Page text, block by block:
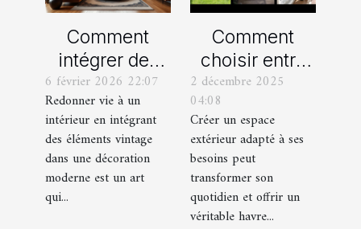
Comment
intégrer des
éléments
vintage dans
une décoration
moderne ?
6 février 2026 22:07
Redonner vie à un
intérieur en intégrant
des éléments vintage
dans une décoration
moderne est un art
qui...
Comment
choisir entre
un jardin, une
terrasse et un
balcon pour
votre espace
extérieur ?
2 décembre 2025
04:08
Créer un espace
extérieur adapté à ses
besoins peut
transformer son
quotidien et offrir un
véritable havre...